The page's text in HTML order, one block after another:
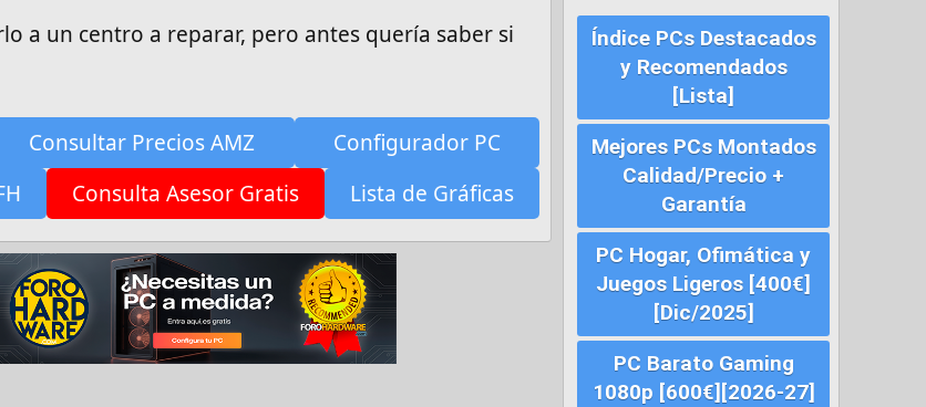
a un centro a reparar, pero antes quería saber si
Consultar Precios AMZ
Configurador PC
Consulta Asesor Gratis Lista de Gráficas
Índice PCs Destacados
y Recomendados
[Lista]
Mejores PCs Montados
Calidad/Precio +
Garantía
PC Hogar, Ofimática y
Juegos Ligeros [400€]
[Dic/2025]
PC Barato Gaming
1080p [600€][2026-27]